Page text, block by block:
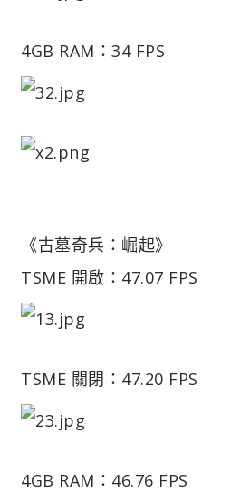
4GB RAM：34 FPS
《古墓奇兵：崛起》
TSME 開啟：47.07 FPS
TSME 關閉：47.20 FPS
4GB RAM：46.76 FPS